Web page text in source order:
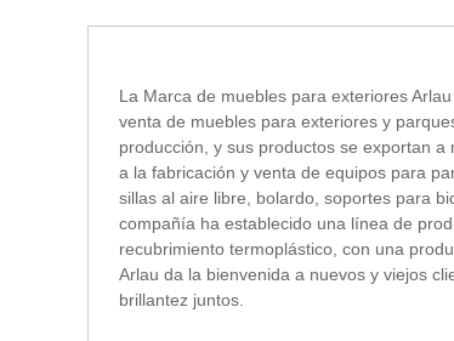
La Marca de muebles para exteriores
venta de muebles para exteriores y
producción, y sus productos se exportan
a la fabricación y venta de equipos para
sillas al aire libre, bolardo, soportes para
compañía ha establecido una línea de
recubrimiento termoplástico, con una
Arlau da la bienvenida a nuevos y viejos
brillantez juntos.